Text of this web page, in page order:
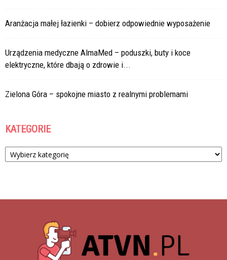
Aranżacja małej łazienki – dobierz odpowiednie wyposażenie
Urządzenia medyczne AlmaMed – poduszki, buty i koce
elektryczne, które dbają o zdrowie i...
Zielona Góra – spokojne miasto z realnymi problemami
KATEGORIE
Kategorie